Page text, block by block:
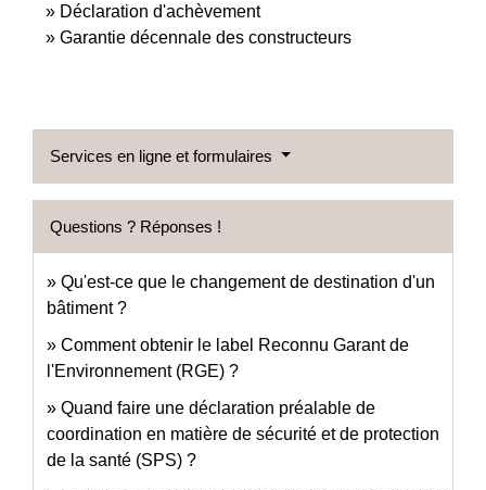
Déclaration d'achèvement
Garantie décennale des constructeurs
Services en ligne et formulaires
Questions ? Réponses !
Qu'est-ce que le changement de destination d'un
bâtiment ?
Comment obtenir le label Reconnu Garant de
l'Environnement (RGE) ?
Quand faire une déclaration préalable de
coordination en matière de sécurité et de protection
de la santé (SPS) ?